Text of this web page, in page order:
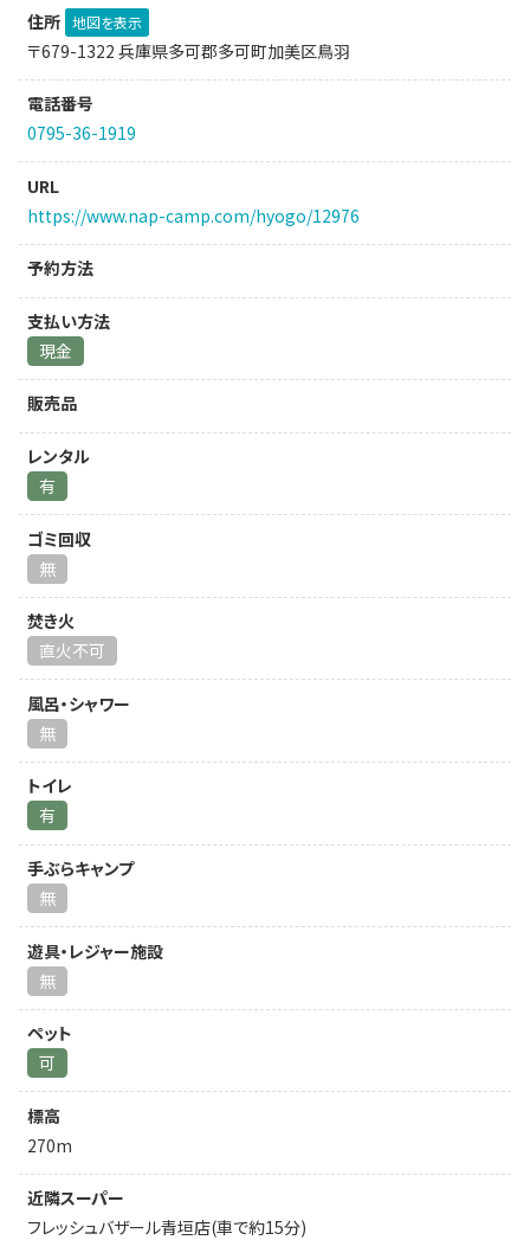
住所 地図を表示
〒679-1322 兵庫県多可郡多可町加美区鳥羽
電話番号
0795-36-1919
URL
https://www.nap-camp.com/hyogo/12976
予約方法
支払い方法
現金
販売品
レンタル
有
ゴミ回収
無
焚き火
直火不可
風呂・シャワー
無
トイレ
有
手ぶらキャンプ
無
遊具・レジャー施設
無
ペット
可
標高
270m
近隣スーパー
フレッシュバザール青垣店(車で約15分)